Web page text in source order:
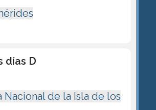
días D
Nacional de la Isla de los